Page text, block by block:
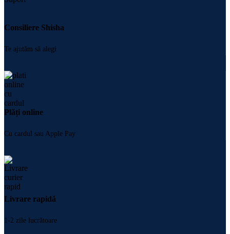
Consiliere Shisha
Te ajutăm să alegi
Plăți online
Cu cardul sau Apple Pay
Livrare rapidă
1-2 zile lucrătoare